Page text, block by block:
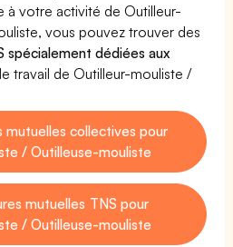
à votre activité de Outilleur-
vous pouvez trouver des
spécialement dédiées aux
travail de Outilleur-mouliste /
mutuelles collectives pour
/ Outilleuse-mouliste
mutuelles TNS pour
/ Outilleuse-mouliste